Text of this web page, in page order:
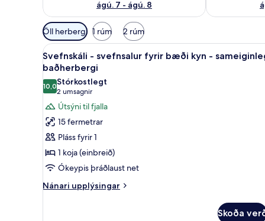
ágú. 7 - ágú. 8
Síur
í
boði
fyrir
herbergi
Öll herbergi 1 rúm 2 rúm
Skoða
allar
myndir
fyrir
Svefnskáli
-
svefnsalur
fyrir
bæði
kyn
-
Svefnskáli - svefnsalur fyrir
8
Svefnskáli - svefnsalur fyrir bæði kyn -
baðherbergi
10,010,0 af 10
Stórkostlegt
2 umsagnir
(2
umsagnir)
Útsýni til fjalla
15 fermetrar
Pláss fyrir 1
1 koja (einbreið)
Ókeypis þráðlaust net
Nánari upplýsingar
Nánari
Skoða